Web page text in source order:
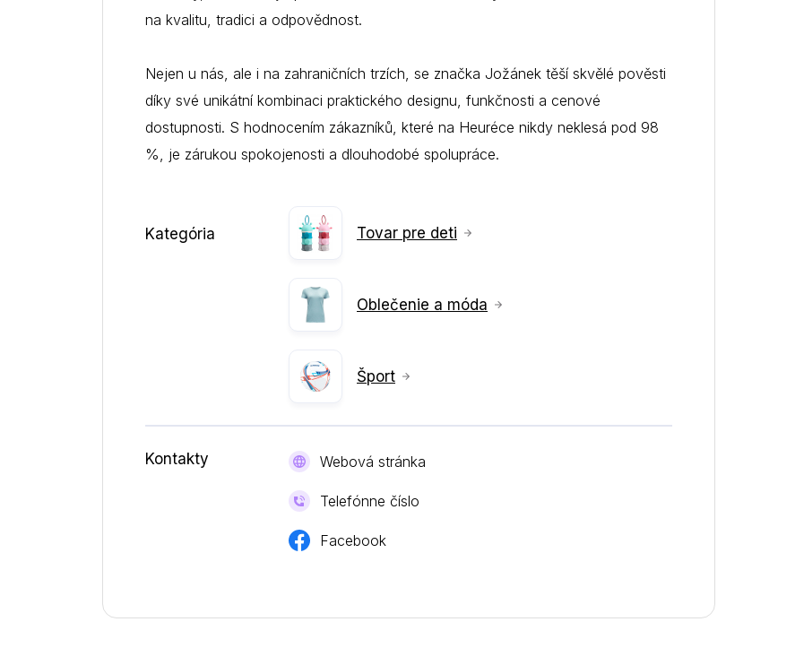
na kvalitu, tradici a odpovědnost.
Nejen u nás, ale i na zahraničních trzích, se značka Jožánek těší skvělé pověsti
díky své unikátní kombinaci praktického designu, funkčnosti a cenové
dostupnosti. S hodnocením zákazníků, které na Heuréce nikdy neklesá pod 98
%, je zárukou spokojenosti a dlouhodobé spolupráce.
Kategória Tovar pre deti
Oblečenie a móda
Šport
Kontakty Webová stránka
Telefónne číslo
Facebook